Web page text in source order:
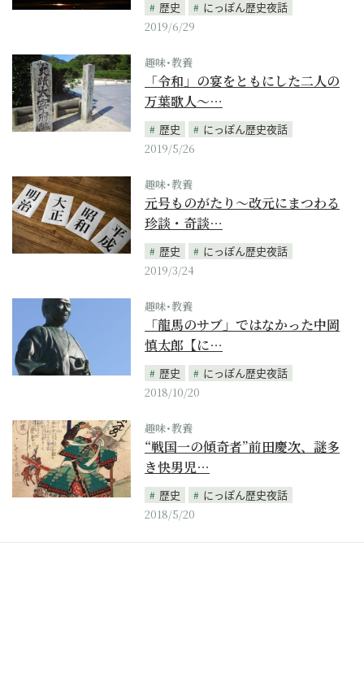
歴史
にっぽん歴史夜話
2019/6/29
趣味･教養
「令和」の宴をともにした二人の
万葉歌人～…
歴史
にっぽん歴史夜話
2019/5/26
趣味･教養
元号ものがたり～改元にまつわる
珍談・奇談…
歴史
にっぽん歴史夜話
2019/3/24
趣味･教養
「龍馬のサブ」ではなかった中岡
慎太郎【に…
歴史
にっぽん歴史夜話
2018/10/20
趣味･教養
“戦国一の傾奇者”前田慶次、謎多
き快男児…
歴史
にっぽん歴史夜話
2018/5/20